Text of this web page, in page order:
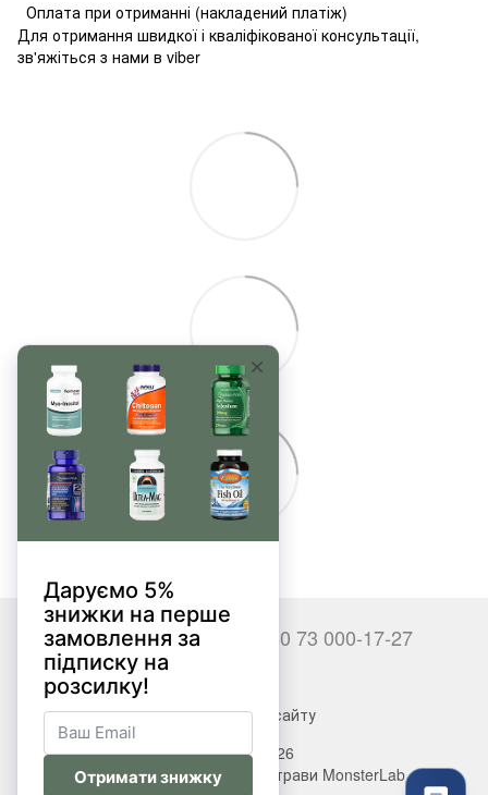
Оплата при отриманні (накладений платіж)
Для отримання швидкої і кваліфікованої консультації,
зв'яжіться з нами в viber
+380 66 000-17-27 +380 73 000-17-27
Повна версія сайту
© 2017—2026
Вітаміни, БАДи, добавки, трави MonsterLab